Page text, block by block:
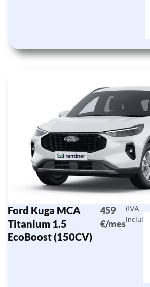
Ford Kuga MCA
Titanium 1.5
EcoBoost (150CV)
459
€/mes
(IVA
incluido)